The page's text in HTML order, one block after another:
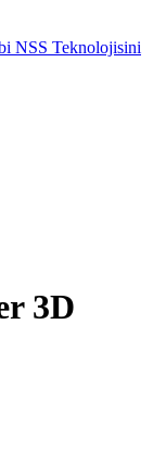
NSS Teknolojisini
3D